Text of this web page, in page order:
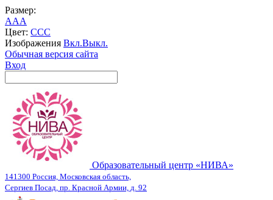
Размер:
AAA
Цвет: CCC
Изображения Вкл.Выкл.
Обычная версия сайта
Вход
Образовательный центр «НИВА»
141300 Россия, Московская область,
Сергиев Посад, пр. Красной Армии, д. 92